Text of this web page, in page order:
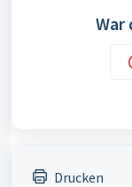
War
Drucken